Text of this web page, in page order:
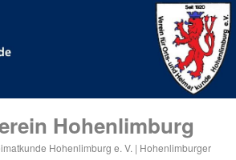
Hohenlimburg
Hohenlimburg e. V. | Hohenlimburger